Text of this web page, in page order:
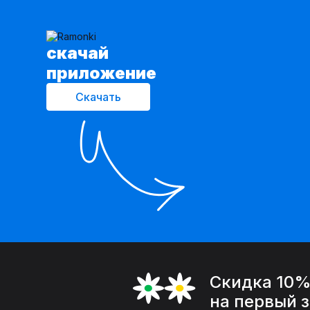
cкачай
приложение
Скачать
Скидка 10%
на первый